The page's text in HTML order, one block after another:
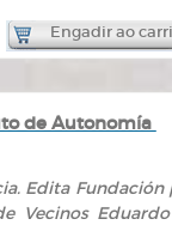
Engadir ao
de Autonomía
Edita
Vecinos